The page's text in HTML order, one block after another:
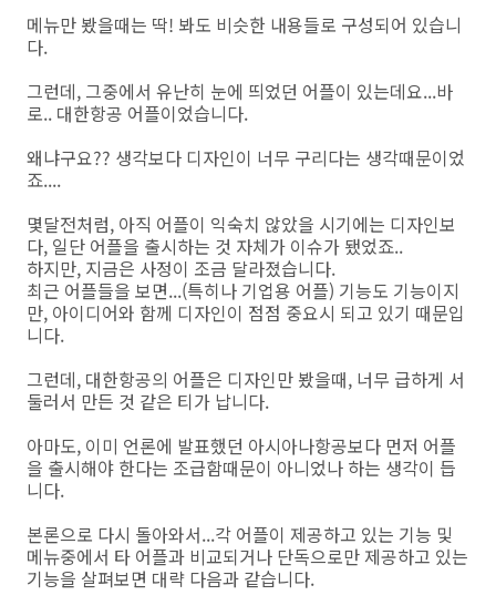
메뉴만 봤을때는 딱! 봐도 비슷한 내용들로 구성되어 있습니
다.
그런데, 그중에서 유난히 눈에 띄었던 어플이 있는데요...바
로.. 대한항공 어플이었습니다.
왜냐구요?? 생각보다 디자인이 너무 구리다는 생각때문이었
죠....
몇달전처럼, 아직 어플이 익숙치 않았을 시기에는 디자인보
다, 일단 어플을 출시하는 것 자체가 이슈가 됐었죠..
하지만, 지금은 사정이 조금 달라졌습니다.
최근 어플들을 보면...(특히나 기업용 어플) 기능도 기능이지
만, 아이디어와 함께 디자인이 점점 중요시 되고 있기 때문입
니다.
그런데, 대한항공의 어플은 디자인만 봤을때, 너무 급하게 서
둘러서 만든 것 같은 티가 납니다.
아마도, 이미 언론에 발표했던 아시아나항공보다 먼저 어플
을 출시해야 한다는 조급함때문이 아니었나 하는 생각이 듭
니다.
본론으로 다시 돌아와서...각 어플이 제공하고 있는 기능 및
메뉴중에서 타 어플과 비교되거나 단독으로만 제공하고 있는
기능을 살펴보면 대략 다음과 같습니다.